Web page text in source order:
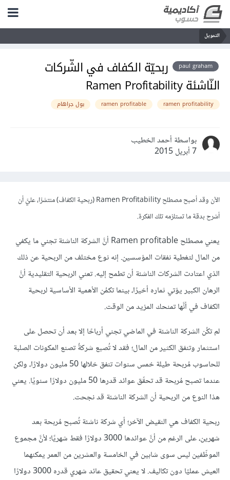
التمويل
paul graham
ربحيّة الكفاف في الشّركات
النّاشئة Ramen Profitability
ramen profitability
ramen profitable بول جراهام
بواسطة أحمد الخطيب
7 أبريل 2015
الآن وقد أصبح مصطلح Ramen Profitability ( ربحية الكفاف)منتشرًا، عليَّ أن
أشرح بدقة ما تستلزمه تلك الفكرة.
يعني مصطلح Ramen profitable أنَّ الشركة الناشئة تجني ما يكفي
من المال لتغطية نفقات المؤسسين. إنه نوع مختلف من الربحية عن ذلك
الذي اعتادت الشركات الناشئة أن تطمح إليه. تعني الربحية التقليدية أنَّ
الرهان الكبير يؤتي ثماره أخيرًا، بينما تكمُن الأهمية الأساسية لربحية
الكفاف في أنَّها تمنحك المزيد من الوقت.
لم تكُن الشركة الناشئة في الماضي تجني أرباحًا إلا بعد أن تحصل على
استثمار وتنفق الكثير من المال؛ فقد لا تُصبع شركةٌ تصنع المكونات الصلبة
للحاسوب مُربحة طيلة خمس سنوات تنفق خلالها 50 مليون دولارًا، ولكن
عندما تصبح مُربحة قد تحقّق عوائد قدرها 50 مليون دولارًا سنويًا. يعني
هذا النوع من الربحية أن الشركة الناشئة قد نجحت.
ربحية الكفاف هي النقيض الآخر؛ أي شركة ناشئة تُصبح مُربحة بعد
شهرين، على الرغم من أنَّ عوائدها 3000 دولارًا فقط شهريًا؛ لأنَّ مجموع
الموظّفين ليس سوى شابين في الخامسة والعشرين من العمر يمكنهما
العيش عمليًا دون تكاليف. لا يعني تحقيق عائد شهري قدره 3000 دولارًا